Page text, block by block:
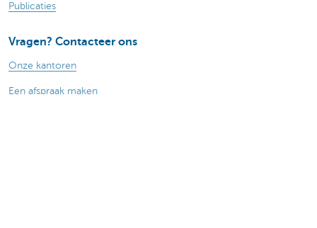
Publicaties
Vragen? Contacteer ons
Onze kantoren
Een afspraak maken